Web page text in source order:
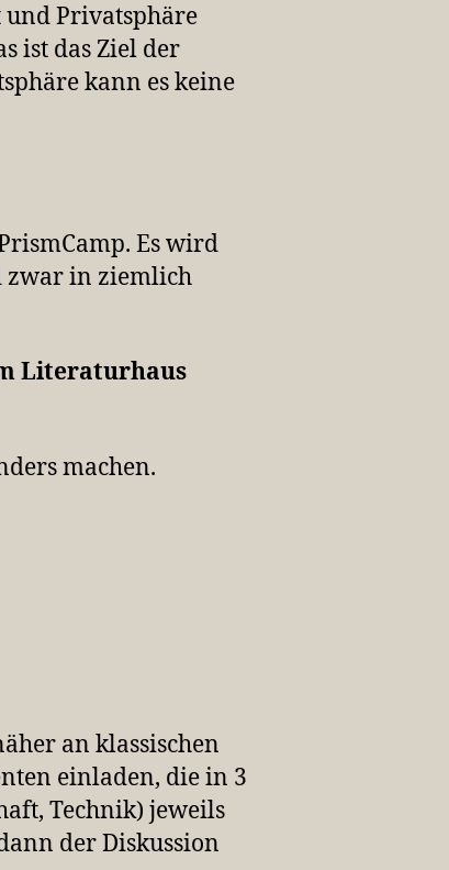
und Privatsphäre
ist das Ziel der
kann es keine
Es wird
zwar in ziemlich
Literaturhaus
machen.
an klassischen
einladen, die in 3
Technik) jeweils
der Diskussion